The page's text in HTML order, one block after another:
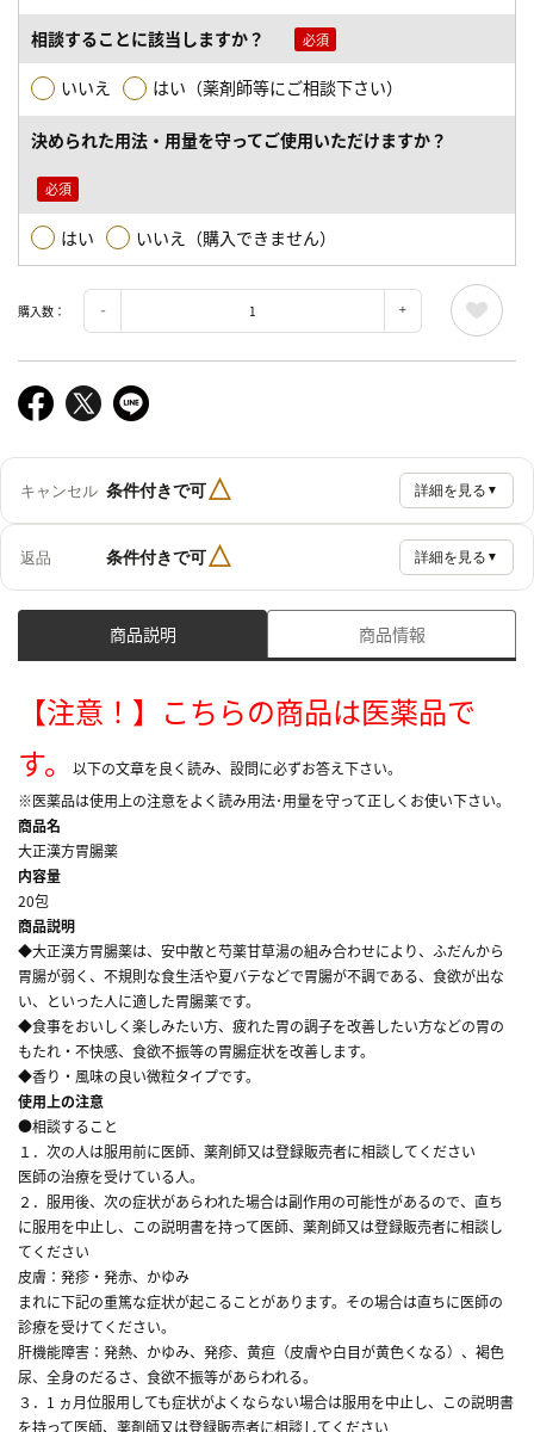
相談することに該当しますか？
いいえ はい（薬剤師等にご相談下さい）
決められた用法・用量を守ってご使用いただけますか？
はい いいえ（購入できません）
購入数：
キャンセル 条件付きで可△ 詳細を見る ▼
返品 条件付きで可△ 詳細を見る ▼
商品説明 商品情報
【注意！】こちらの商品は医薬品で
す。
以下の文章を良く読み、設問に必ずお答え下さい。
※医薬品は使用上の注意をよく読み用法･用量を守って正しくお使い下さい。
商品名
大正漢方胃腸薬
内容量
20包
商品説明
◆大正漢方胃腸薬は、安中散と芍薬甘草湯の組み合わせにより、ふだんから
胃腸が弱く、不規則な食生活や夏バテなどで胃腸が不調である、食欲が出な
い、といった人に適した胃腸薬です。
◆食事をおいしく楽しみたい方、疲れた胃の調子を改善したい方などの胃の
もたれ・不快感、食欲不振等の胃腸症状を改善します。
◆香り・風味の良い微粒タイプです。
使用上の注意
●相談すること
１．次の人は服用前に医師、薬剤師又は登録販売者に相談してください
医師の治療を受けている人。
２．服用後、次の症状があらわれた場合は副作用の可能性があるので、直ち
に服用を中止し、この説明書を持って医師、薬剤師又は登録販売者に相談し
てください
皮膚：発疹・発赤、かゆみ
まれに下記の重篤な症状が起こることがあります。その場合は直ちに医師の
診療を受けてください。
肝機能障害：発熱、かゆみ、発疹、黄疸（皮膚や白目が黄色くなる）、褐色
尿、全身のだるさ、食欲不振等があらわれる。
３．1 ヵ月位服用しても症状がよくならない場合は服用を中止し、この説明書
を持って医師、薬剤師又は登録販売者に相談してください